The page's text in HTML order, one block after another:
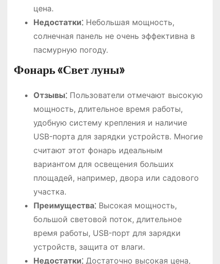
цена.
Недостатки⁚Небольшая мощность,
солнечная панель не очень эффективна в
пасмурную погоду.
Фонарь «Свет луны»
Отзывы⁚Пользователи отмечают высокую
мощность, длительное время работы,
удобную систему крепления и наличие
USB-порта для зарядки устройств. Многие
считают этот фонарь идеальным
вариантом для освещения больших
площадей, например, двора или садового
участка.
Преимущества⁚Высокая мощность,
большой световой поток, длительное
время работы, USB-порт для зарядки
устройств, защита от влаги.
Недостатки⁚Достаточно высокая цена,